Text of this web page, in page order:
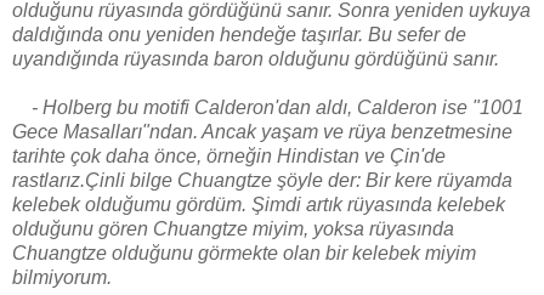
olduğunu rüyasında gördüğünü sanır. Sonra yeniden uykuya
daldığında onu yeniden hendeğe taşırlar. Bu sefer de
uyandığında rüyasında baron olduğunu gördüğünü sanır.
- Holberg bu motifi Calderon'dan aldı, Calderon ise "1001
Gece Masalları"ndan. Ancak yaşam ve rüya benzetmesine
tarihte çok daha önce, örneğin Hindistan ve Çin'de
rastlarız.Çinli bilge Chuangtze şöyle der: Bir kere rüyamda
kelebek olduğumu gördüm. Şimdi artık rüyasında kelebek
olduğunu gören Chuangtze miyim, yoksa rüyasında
Chuangtze olduğunu görmekte olan bir kelebek miyim
bilmiyorum.